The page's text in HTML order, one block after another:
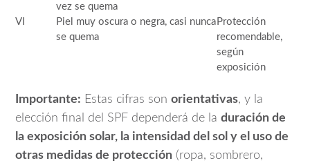
vez se quema
VI
Piel muy oscura o negra, casi nunca
se quema
Protección
recomendable,
según
exposición
Importante: Estas cifras son orientativas, y la
elección final del SPF dependerá de la duración de
la exposición solar, la intensidad del sol y el uso de
otras medidas de protección (ropa, sombrero,